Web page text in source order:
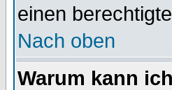
einen
Nach oben
Warum kann